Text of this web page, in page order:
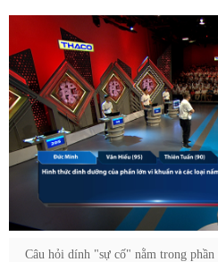
Câu hỏi dính "sự cố" nằm trong